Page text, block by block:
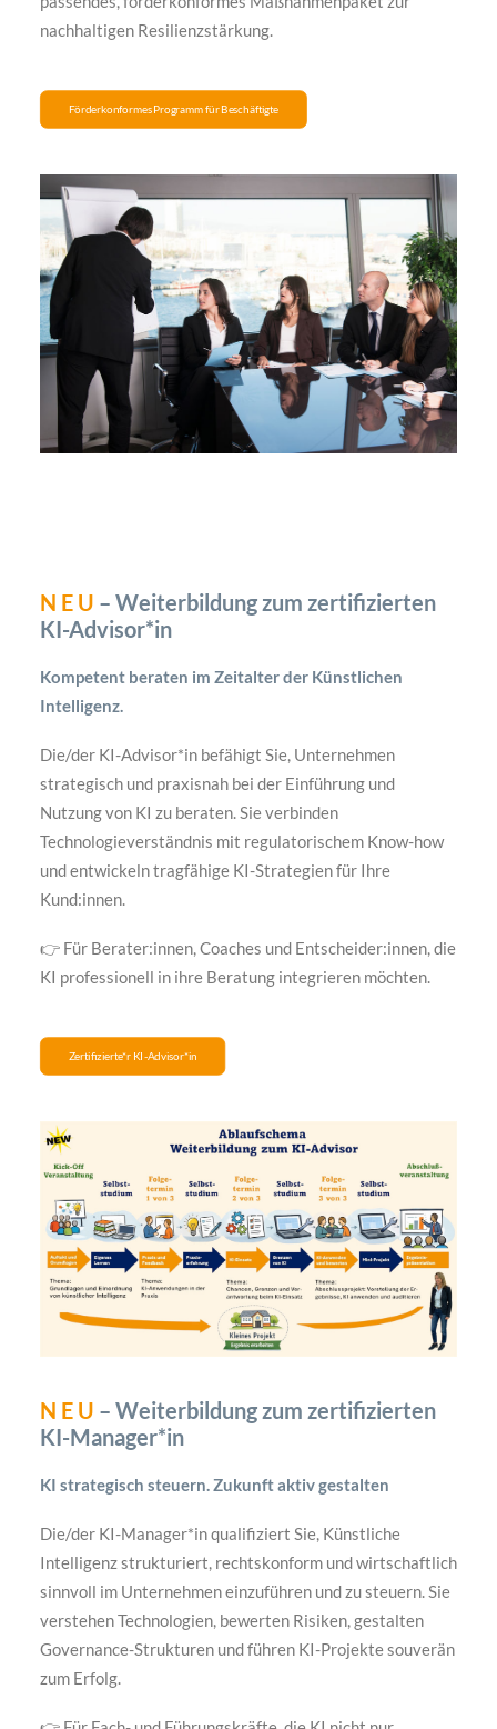
nachhaltigen Resilienzstärkung.
Förderkonformes Programm für Beschäftigte
N E U – Weiterbildung zum zertifizierten
KI-Advisor*in
Kompetent beraten im Zeitalter der Künstlichen
Intelligenz.
Die/der KI-Advisor*in befähigt Sie, Unternehmen
strategisch und praxisnah bei der Einführung und
Nutzung von KI zu beraten. Sie verbinden
Technologieverständnis mit regulatorischem Know-how
und entwickeln tragfähige KI-Strategien für Ihre
Kund:innen.
👉 Für Berater:innen, Coaches und Entscheider:innen, die
KI professionell in ihre Beratung integrieren möchten.
Zertifizierte*r KI-Advisor*in
N E U – Weiterbildung zum zertifizierten
KI-Manager*in
KI strategisch steuern. Zukunft aktiv gestalten
Die/der KI-Manager*in qualifiziert Sie, Künstliche
Intelligenz strukturiert, rechtskonform und wirtschaftlich
sinnvoll im Unternehmen einzuführen und zu steuern. Sie
verstehen Technologien, bewerten Risiken, gestalten
Governance-Strukturen und führen KI-Projekte souverän
zum Erfolg.